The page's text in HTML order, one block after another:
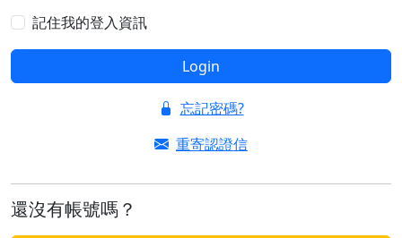
記住我的登入資訊
Login
忘記密碼?
重寄認證信
還沒有帳號嗎？